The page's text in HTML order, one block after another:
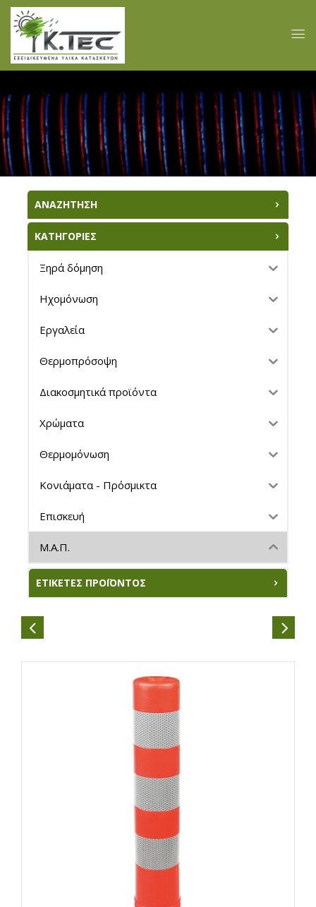
ΑΝΑΖΗΤΗΣΗ
ΚΑΤΗΓΟΡΙΕΣ
Ξηρά δόμηση
Ηχομόνωση
Εργαλεία
Θερμοπρόσοψη
Διακοσμητικά προϊόντα
Χρώματα
Θερμομόνωση
Κονιάματα - Πρόσμικτα
Επισκευή
Μ.Α.Π.
ΕΤΙΚΈΤΕΣ ΠΡΟΪΌΝΤΟΣ